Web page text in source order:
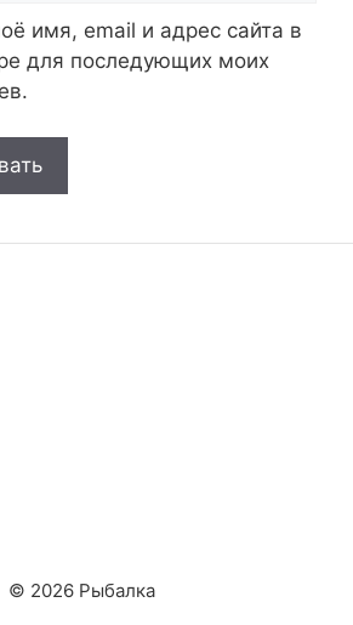
имя, email и адрес сайта в
для последующих моих
© 2026 Рыбалка